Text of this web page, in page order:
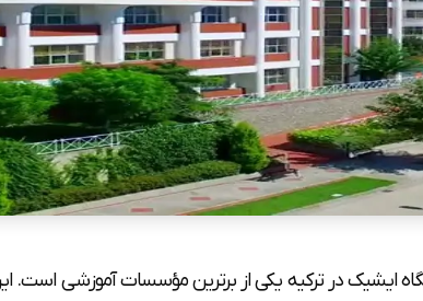
ایشیک در ترکیه یکی از برترین مؤسسات آموزشی است.